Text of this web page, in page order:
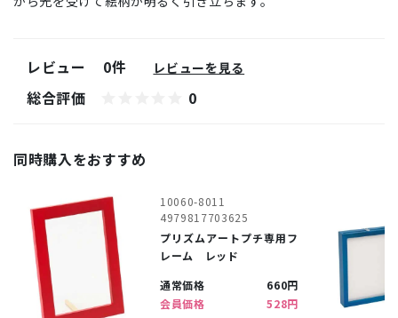
レビュー 0件 レビューを見る
総合評価 0
同時購入をおすすめ
10060-8011
4979817703625
プリズムアートプチ専用フ
レーム レッド
通常価格
660円
会員価格
528円